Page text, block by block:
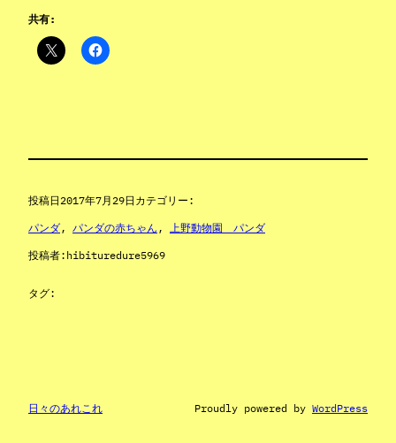
共有:
投稿日2017年7月29日 カテゴリー:
パンダ, パンダの赤ちゃん , 上野動物園 パンダ
投稿者: hibituredure5969
タグ:
日々のあれこれ Proudly powered by WordPress